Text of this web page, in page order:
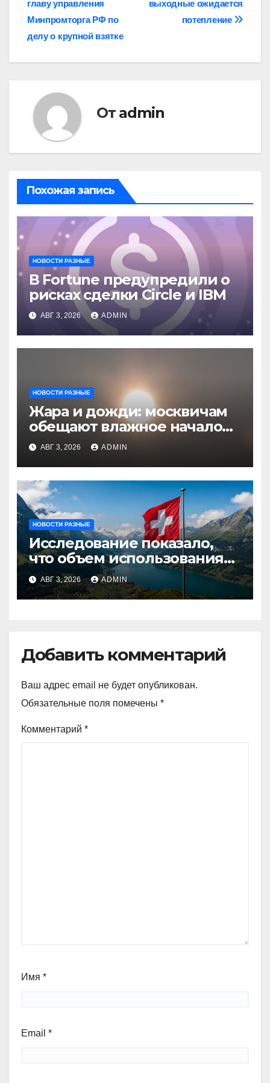
по
записям
выходные ожидается
потепление
главу управления
Минпромторга РФ по
делу о крупной взятке
От admin
Похожая запись
НОВОСТИ РАЗНЫЕ
В Fortune предупредили о
рисках сделки Circle и IBM
АВГ 3, 2026 ADMIN
НОВОСТИ РАЗНЫЕ
Жара и дожди: москвичам
обещают влажное начало
августа
АВГ 3, 2026 ADMIN
НОВОСТИ РАЗНЫЕ
Исследование показало,
что объем использования
криптовалют в Швейцарии
в два раза превышает
аналогичный показатель в
АВГ 3, 2026 ADMIN
Добавить комментарий
Ваш адрес email не будет опубликован.
Обязательные поля помечены *
Комментарий *
Имя *
Email *